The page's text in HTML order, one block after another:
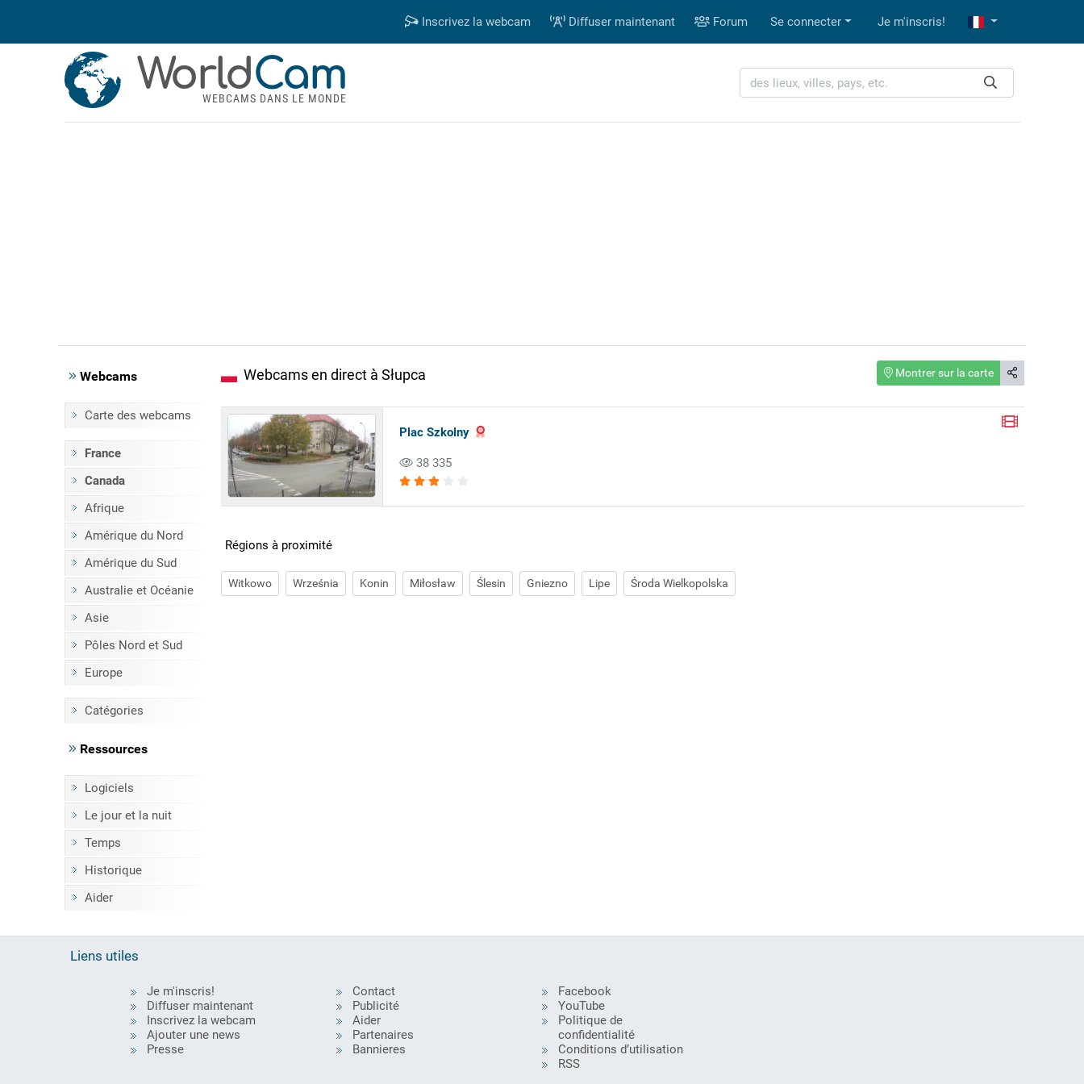
Inscrivez la webcam Diffuser maintenant Forum Se connecter Je m'inscris!
WorldCam
WEBCAMS DANS LE MONDE
Webcams
Carte des webcams
France
Canada
Afrique
Amérique du Nord
Amérique du Sud
Australie et Océanie
Asie
Pôles Nord et Sud
Europe
Catégories
Ressources
Logiciels
Le jour et la nuit
Temps
Historique
Aider
Webcams en direct à Słupca Montrer sur la carte
Plac Szkolny
38 335
Régions à proximité
Witkowo Września Konin Miłosław Ślesin Gniezno Lipe Środa Wielkopolska
Liens utiles
Je m'inscris!
Diffuser maintenant
Inscrivez la webcam
Ajouter une news
Presse
Contact
Publicité
Aider
Partenaires
Bannieres
Facebook
YouTube
Politique de
confidentialité
Conditions d’utilisation
RSS